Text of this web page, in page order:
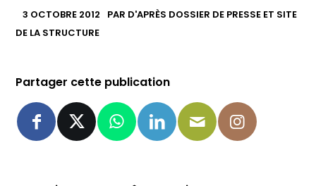
3 OCTOBRE 2012 PAR D'APRÈS DOSSIER DE PRESSE ET SITE
DE LA STRUCTURE
Partager cette publication